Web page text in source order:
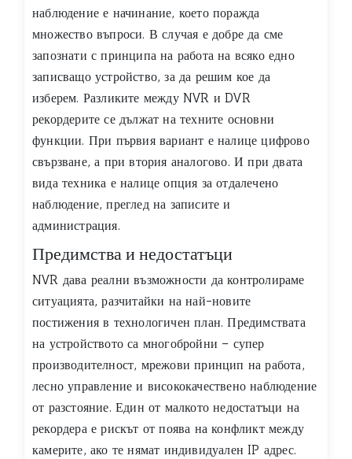
наблюдение е начинание, което поражда
множество въпроси. В случая е добре да сме
запознати с принципа на работа на всяко едно
записващо устройство, за да решим кое да
изберем. Разликите между NVR и DVR
рекордерите се дължат на техните основни
функции. При първия вариант е налице цифрово
свързване, а при втория аналогово. И при двата
вида техника е налице опция за отдалечено
наблюдение, преглед на записите и
администрация.
Предимства и недостатъци
NVR дава реални възможности да контролираме
ситуацията, разчитайки на най-новите
постижения в технологичен план. Предимствата
на устройството са многобройни – супер
производителност, мрежови принцип на работа,
лесно управление и висококачествено наблюдение
от разстояние. Един от малкото недостатъци на
рекордера е рискът от поява на конфликт между
камерите, ако те нямат индивидуален IP адрес.